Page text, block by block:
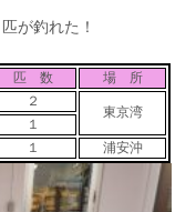
Blog
会社概要
Company
リンク集
Link
が釣れた！
匹 数
場 所
２
東京湾
１
１ 浦安沖